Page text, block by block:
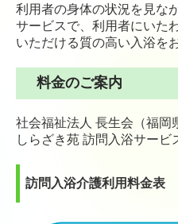
利用者の身体の状況を見な
サービスで、利用者にいた
いただける質の高い入浴を
料金のご案内
社会福祉法人 長生会（福
しらざき苑 訪問入浴サービ
訪問入浴介護利用料金表